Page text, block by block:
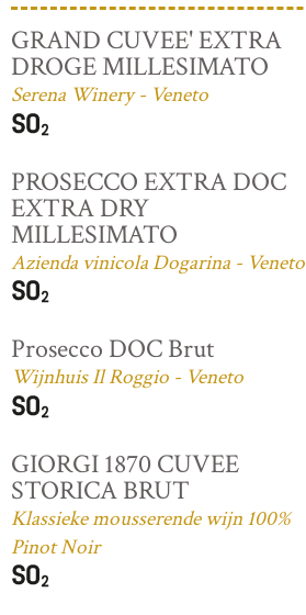
GRAND CUVEE' EXTRA
DROGE MILLESIMATO
Serena Winery - Veneto
PROSECCO EXTRA DOC
EXTRA DRY
MILLESIMATO
Azienda vinicola Dogarina - Veneto
Prosecco DOC Brut
Wijnhuis Il Roggio - Veneto
GIORGI 1870 CUVEE
STORICA BRUT
Klassieke mousserende wijn 100%
Pinot Noir